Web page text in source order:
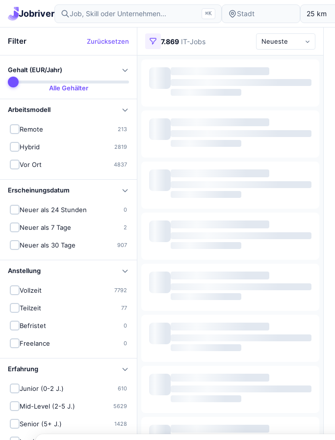
Jobriver ⌘K
Filter Zurücksetzen
Gehalt (EUR/Jahr)
Alle Gehälter
Arbeitsmodell
Remote 213
Hybrid 2819
Vor Ort 4837
Erscheinungsdatum
Neuer als 24 Stunden 0
Neuer als 7 Tage 2
Neuer als 30 Tage 907
Anstellung
Vollzeit 7792
Teilzeit 77
Befristet 0
Freelance 0
Erfahrung
Junior (0-2 J.) 610
Mid-Level (2-5 J.) 5629
Senior (5+ J.) 1428
7.869 IT-Jobs